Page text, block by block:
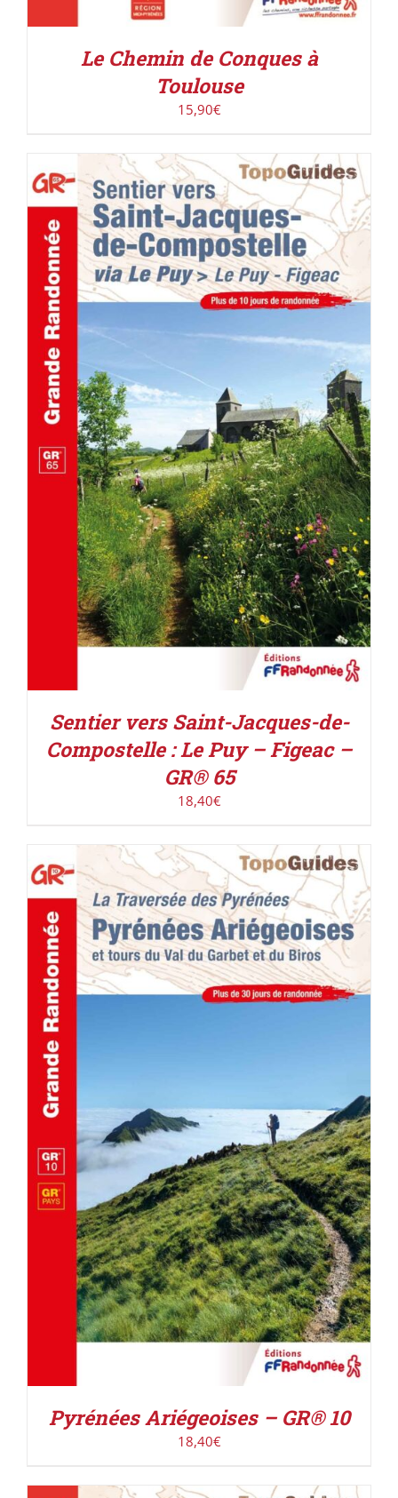
Le Chemin de Conques à
Toulouse
15,90€
AJOUTER AU PANIER / DÉTAILS
Sentier vers Saint-Jacques-de-
Compostelle : Le Puy – Figeac –
GR® 65
18,40€
AJOUTER AU PANIER DÉTAILS
Pyrénées Ariégeoises – GR® 10
18,40€